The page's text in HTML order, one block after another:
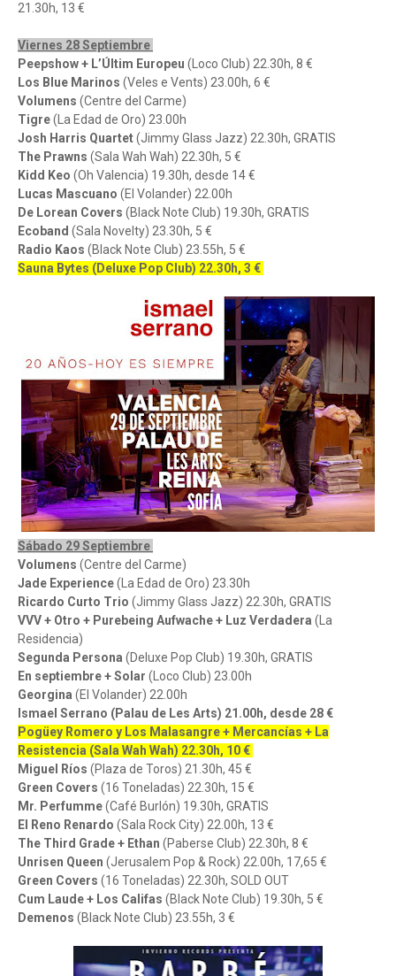
21.30h, 13 €
Viernes 28 Septiembre
Peepshow + L’Últim Europeu (Loco Club) 22.30h, 8 €
Los Blue Marinos (Veles e Vents) 23.00h, 6 €
Volumens (Centre del Carme)
Tigre(La Edad de Oro) 23.00h
Josh Harris Quartet(Jimmy Glass Jazz) 22.30h, GRATIS
The Prawns (Sala Wah Wah) 22.30h, 5 €
Kidd Keo (Oh Valencia) 19.30h, desde 14 €
Lucas Mascuano (El Volander) 22.00h
De Lorean Covers (Black Note Club) 19.30h, GRATIS
Ecoband (Sala Novelty) 23.30h, 5 €
Radio Kaos (Black Note Club) 23.55h, 5 €
Sauna Bytes (Deluxe Pop Club) 22.30h, 3 €
Sábado 29 Septiembre
Volumens (Centre del Carme)
Jade Experience(La Edad de Oro) 23.30h
Ricardo Curto Trio (Jimmy Glass Jazz) 22.30h, GRATIS
VVV + Otro + Purebeing Aufwache + Luz Verdadera (La
Residencia)
Segunda Persona (Deluxe Pop Club) 19.30h, GRATIS
En septiembre + Solar (Loco Club) 23.00h
Georgina (El Volander) 22.00h
Ismael Serrano (Palau de Les Arts) 21.00h, desde 28 €
Pogüey Romero y Los Malasangre + Mercancías + La
Resistencia (Sala Wah Wah) 22.30h, 10 €
Miguel Ríos (Plaza de Toros) 21.30h, 45 €
Green Covers (16 Toneladas) 22.30h, 15 €
Mr. Perfumme(Café Burlón) 19.30h, GRATIS
El Reno Renardo (Sala Rock City) 22.00h, 13 €
The Third Grade + Ethan (Paberse Club) 22.30h, 8 €
Unrisen Queen (Jerusalem Pop & Rock) 22.00h, 17,65 €
Green Covers (16 Toneladas) 22.30h, SOLD OUT
Cum Laude + Los Califas (Black Note Club) 19.30h, 5 €
Demenos (Black Note Club) 23.55h, 3 €